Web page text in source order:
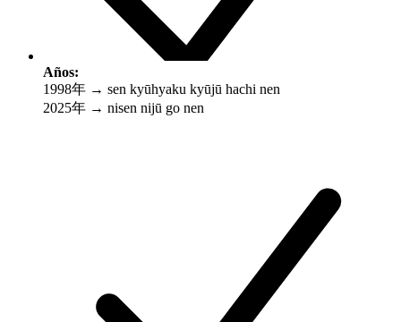
Años:
1998年 → sen kyūhyaku kyūjū hachi nen
2025年 → nisen nijū go nen